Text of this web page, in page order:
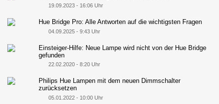
19.09.2023 - 16:06 Uhr
Hue Bridge Pro: Alle Antworten auf die wichtigsten Fragen
04.09.2025 - 9:43 Uhr
Einsteiger-Hilfe: Neue Lampe wird nicht von der Hue Bridge
gefunden
22.02.2020 - 8:20 Uhr
Philips Hue Lampen mit dem neuen Dimmschalter
zurücksetzen
05.01.2022 - 10:00 Uhr